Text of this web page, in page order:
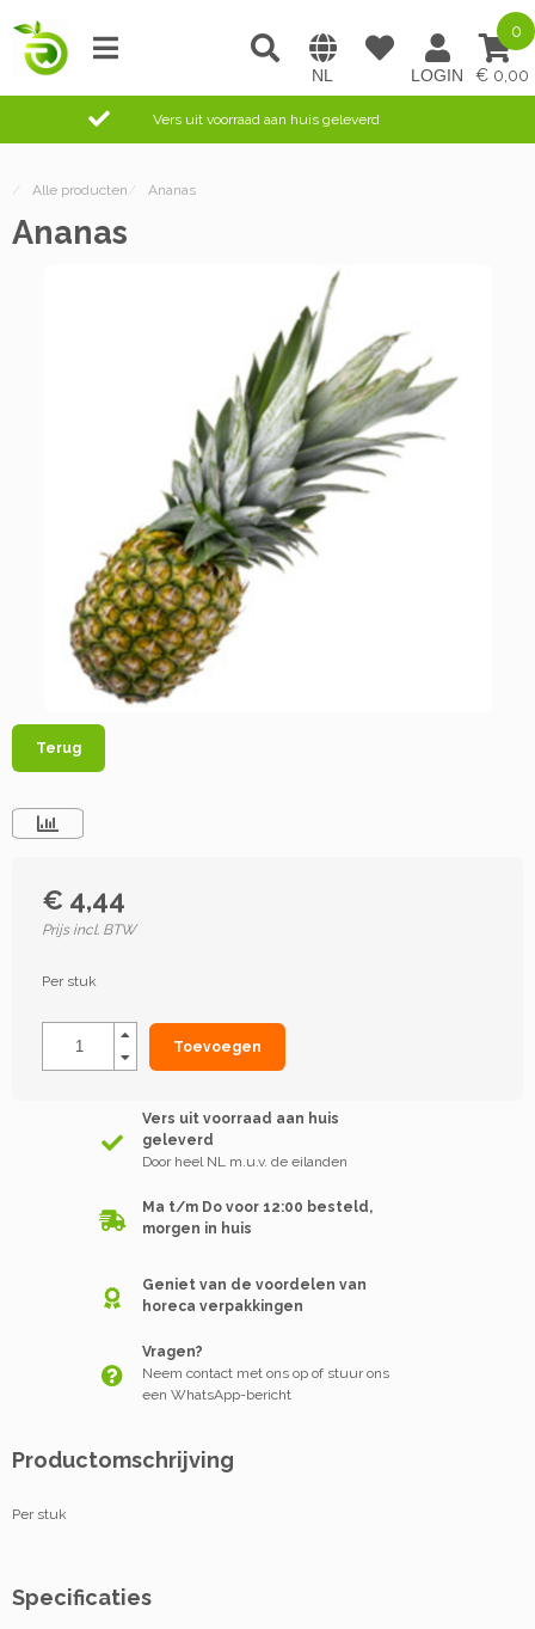
0,00
0
Vers uit voorraad aan huis geleverd
/ Alle producten / Ananas
Ananas
Terug
€ 4,44
Prijs incl. BTW
Per stuk
Toevoegen
Vers uit voorraad aan huis
geleverd
Door heel NL m.u.v. de eilanden
Ma t/m Do voor 12:00 besteld,
morgen in huis
Geniet van de voordelen van
horeca verpakkingen
Vragen?
Neem contact met ons op of stuur ons
een WhatsApp-bericht
Productomschrijving
Per stuk
Specificaties